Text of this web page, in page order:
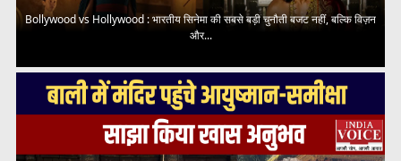
Bollywood vs Hollywood : भारतीय सिनेमा की सबसे बड़ी चुनौती बजट नहीं, बल्कि विज़न
और...